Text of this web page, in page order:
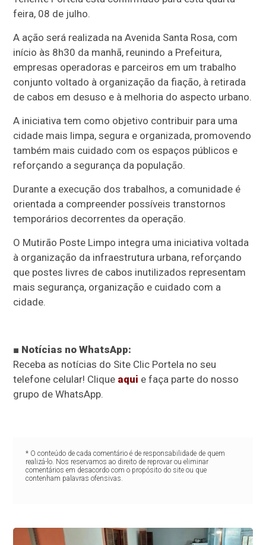
feira, 08 de julho.
A ação será realizada na Avenida Santa Rosa, com
início às 8h30 da manhã, reunindo a Prefeitura,
empresas operadoras e parceiros em um trabalho
conjunto voltado à organização da fiação, à retirada
de cabos em desuso e à melhoria do aspecto urbano.
A iniciativa tem como objetivo contribuir para uma
cidade mais limpa, segura e organizada, promovendo
também mais cuidado com os espaços públicos e
reforçando a segurança da população.
Durante a execução dos trabalhos, a comunidade é
orientada a compreender possíveis transtornos
temporários decorrentes da operação.
O Mutirão Poste Limpo integra uma iniciativa voltada
à organização da infraestrutura urbana, reforçando
que postes livres de cabos inutilizados representam
mais segurança, organização e cuidado com a
cidade.
■ Notícias no WhatsApp:
Receba as notícias do Site Clic Portela no seu
telefone celular! Clique aqui e faça parte do nosso
grupo de WhatsApp.
* O conteúdo de cada comentário é de responsabilidade de quem
realizá-lo. Nos reservamos ao direito de reprovar ou eliminar
comentários em desacordo com o propósito do site ou que
contenham palavras ofensivas.